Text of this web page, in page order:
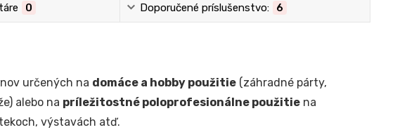
0 Doporučené príslušenstvo: 6
určených na domáce a hobby použitie(záhradné párty,
alebo na príležitostné poloprofesionálne použitiena
výstavách atď.